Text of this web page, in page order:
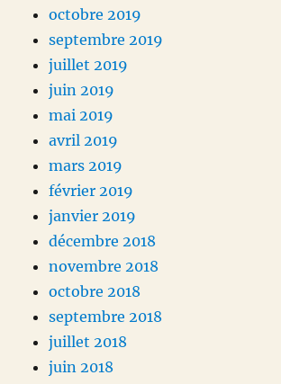
octobre 2019
septembre 2019
juillet 2019
juin 2019
mai 2019
avril 2019
mars 2019
février 2019
janvier 2019
décembre 2018
novembre 2018
octobre 2018
septembre 2018
juillet 2018
juin 2018